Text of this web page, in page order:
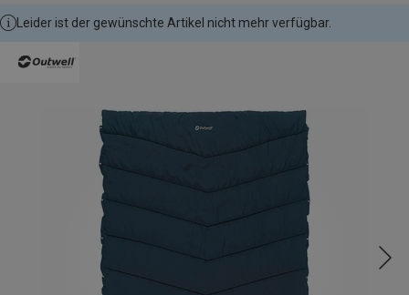
Leider ist der gewünschte Artikel nicht mehr verfügbar.